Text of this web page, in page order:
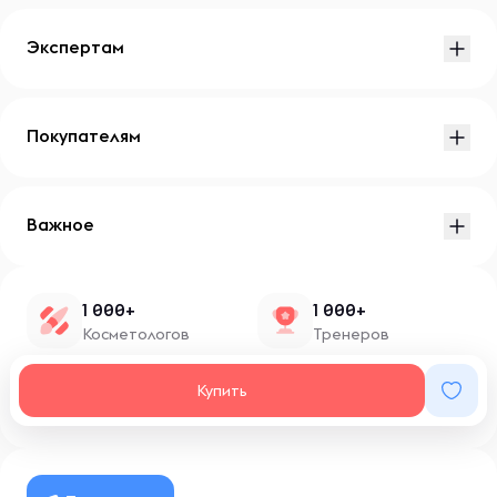
Купить
Экспертам
Покупателям
Важное
1 000+
Косметологов
1 000+
Тренеров